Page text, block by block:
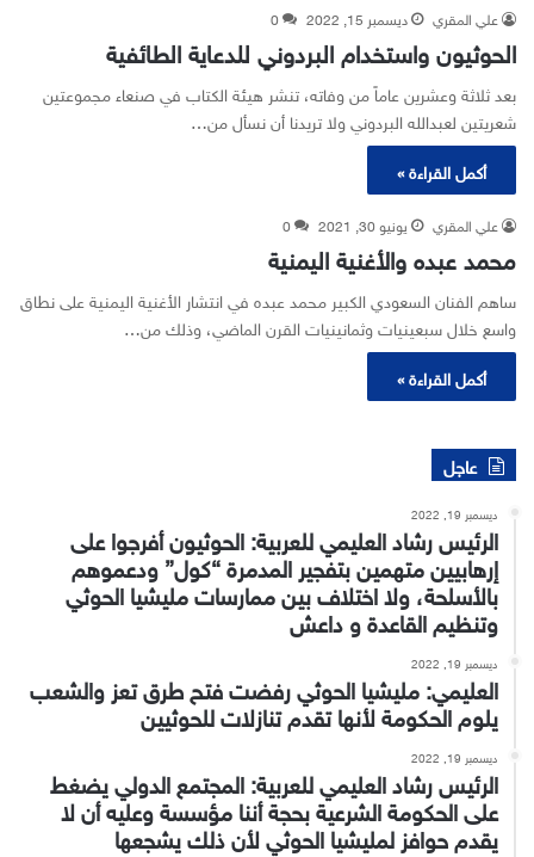
علي المقري ديسمبر 15, 2022 0
الحوثيون واستخدام البردوني للدعاية الطائفية
بعد ثلاثة وعشرين عاماً من وفاته، تنشر هيئة الكتاب في صنعاء مجموعتين
شعريتين لعبدالله البردوني ولا تريدنا أن نسأل من…
أكمل القراءة »
علي المقري يونيو 30, 2021 0
محمد عبده والأغنية اليمنية
ساهم الفنان السعودي الكبير محمد عبده في انتشار الأغنية اليمنية على نطاق
واسع خلال سبعينيات وثمانينيات القرن الماضي، وذلك من…
أكمل القراءة »
عاجل
ديسمبر 19, 2022
الرئيس رشاد العليمي للعربية: الحوثيون أفرجوا على
إرهابيين متهمين بتفجير المدمرة “كول” ودعموهم
بالأسلحة، ولا اختلاف بين ممارسات مليشيا الحوثي
وتنظيم القاعدة و داعش
ديسمبر 19, 2022
العليمي: مليشيا الحوثي رفضت فتح طرق تعز والشعب
يلوم الحكومة لأنها تقدم تنازلات للحوثيين
ديسمبر 19, 2022
الرئيس رشاد العليمي للعربية: المجتمع الدولي يضغط
على الحكومة الشرعية بحجة أننا مؤسسة وعليه أن لا
يقدم حوافز لمليشيا الحوثي لأن ذلك يشجعها